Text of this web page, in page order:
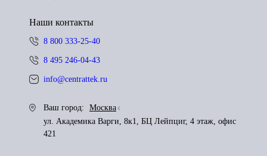
Наши контакты
8 800 333-25-40
8 495 246-04-43
info@centrattek.ru
Ваш город:
Москва
ул. Академика Варги, 8к1, БЦ Лейпциг, 4 этаж, офис
421